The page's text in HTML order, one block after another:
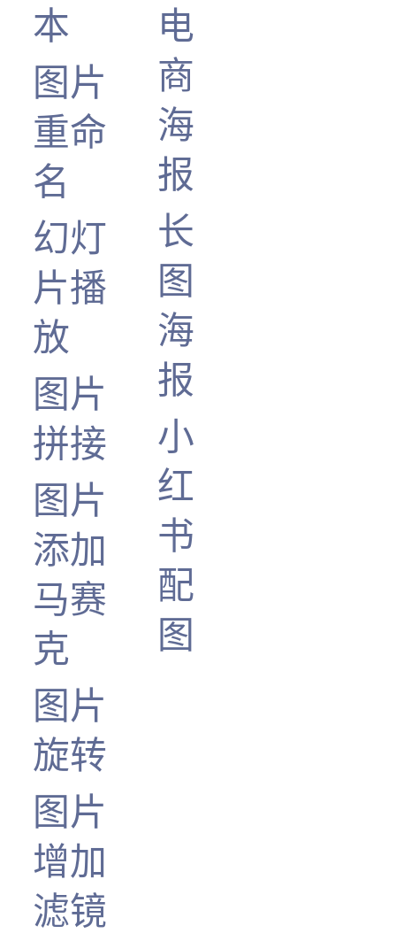
本
图片
重命
名
幻灯
片播
放
图片
拼接
图片
添加
马赛
克
图片
旋转
图片
增加
滤镜
电
商
海
报
长
图
海
报
小
红
书
配
图